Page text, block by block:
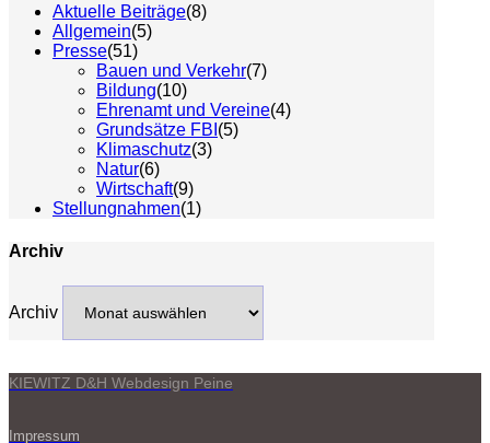
Aktuelle Beiträge(8)
Allgemein(5)
Presse(51)
Bauen und Verkehr(7)
Bildung(10)
Ehrenamt und Vereine(4)
Grundsätze FBI (5)
Klimaschutz(3)
Natur(6)
Wirtschaft(9)
Stellungnahmen(1)
Archiv
Archiv
KIEWITZ D&H Webdesign Peine
Impressum